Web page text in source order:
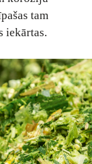
tam
iekārtas.